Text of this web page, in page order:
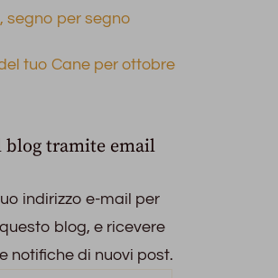
segno per segno
tuo Cane per ottobre
tramite email
indirizzo e-mail per
blog, e ricevere
notifiche di nuovi post.